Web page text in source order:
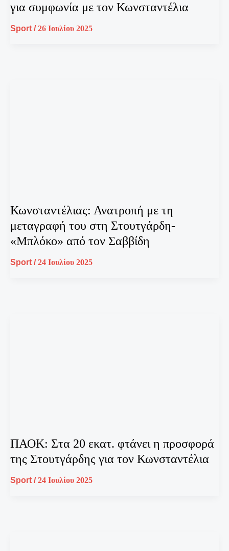
για συμφωνία με τον Κωνσταντέλια
Sport /26 Ιουλίου 2025
Κωνσταντέλιας: Ανατροπή με τη
μεταγραφή του στη Στουτγάρδη-
«Μπλόκο» από τον Σαββίδη
Sport /24 Ιουλίου 2025
ΠΑΟΚ: Στα 20 εκατ. φτάνει η προσφορά
της Στουτγάρδης για τον Κωνσταντέλια
Sport /24 Ιουλίου 2025